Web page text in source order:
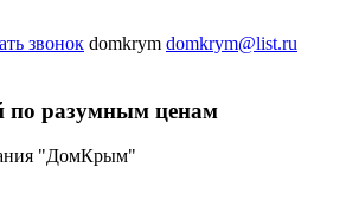
звонок domkrym domkrym@list.ru
по разумным ценам
"ДомКрым"